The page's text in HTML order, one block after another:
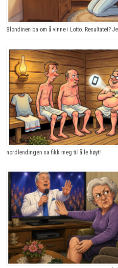
Blondinen ba om å vinne i Lotto. Resultatet?
nordlendingen sa fikk meg til å le høyt!